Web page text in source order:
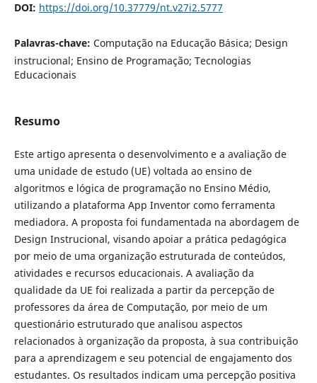
DOI: https://doi.org/10.37779/nt.v27i2.5777
Palavras-chave: Computação na Educação Básica; Design
instrucional; Ensino de Programação; Tecnologias
Educacionais
Resumo
Este artigo apresenta o desenvolvimento e a avaliação de
uma unidade de estudo (UE) voltada ao ensino de
algoritmos e lógica de programação no Ensino Médio,
utilizando a plataforma App Inventor como ferramenta
mediadora. A proposta foi fundamentada na abordagem de
Design Instrucional, visando apoiar a prática pedagógica
por meio de uma organização estruturada de conteúdos,
atividades e recursos educacionais. A avaliação da
qualidade da UE foi realizada a partir da percepção de
professores da área de Computação, por meio de um
questionário estruturado que analisou aspectos
relacionados à organização da proposta, à sua contribuição
para a aprendizagem e seu potencial de engajamento dos
estudantes. Os resultados indicam uma percepção positiva